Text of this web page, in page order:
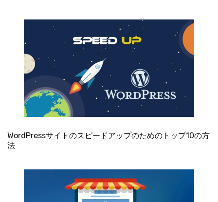
WordPressサイトのスピードアップのためのトップ10の方
法